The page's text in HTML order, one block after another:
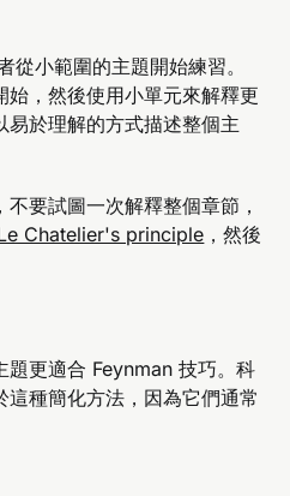
小範圍的主題開始練習。
始，然後使用小單元來解釋更
易於理解的方式描述整個主
要試圖一次解釋整個章節，
Chatelier's principle ，然後
題更適合 Feynman 技巧。科
種簡化方法，因為它們通常